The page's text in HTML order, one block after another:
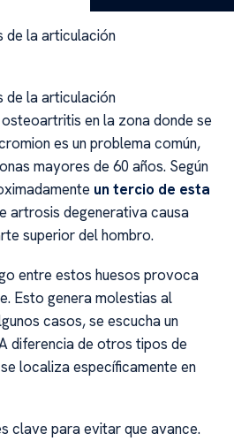
de la articulación
de la articulación
en la zona donde se
es un problema común,
mayores de 60 años. Según
un tercio de esta
artrosis degenerativa causa
superior del hombro.
entre estos huesos provoca
Esto genera molestias al
casos, se escucha un
diferencia de otros tipos de
localiza específicamente en
clave para evitar que avance.